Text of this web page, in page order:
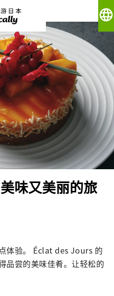
language
味又美丽的旅
体验。 Éclat des Jours 的
品尝的美味佳肴。让轻松的